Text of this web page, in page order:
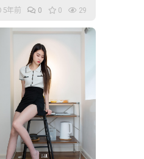
5年前 0 0 29